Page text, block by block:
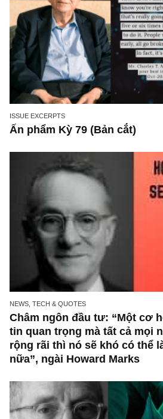
ISSUE EXCERPTS
Ấn phẩm Kỳ 79 (Bản cắt)
NEWS, TECH & QUOTES
Châm ngôn đầu tư: “Một